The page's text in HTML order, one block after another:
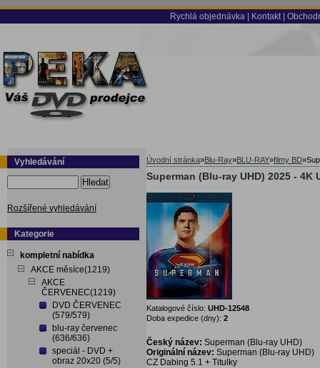
Rychlá objednávka Kontakt
Vyhledávání
Hledat
Rozšířené vyhledávání
Kategorie
kompletní nabídka
AKCE měsíce(1219)
AKCE
ČERVENEC(1219)
DVD ČERVENEC
(579/579)
blu-ray červenec
(636/636)
speciál - DVD +
obraz 20x20 (5/5)
Úvodní stránka»Blu-Ray»BLU-RAY»filmy BD»
Superman (Blu-ray UHD) 2025 - 4K
Katalogové číslo: UHD-12548
Doba expedice (dny): 2
Český název: Superman (Blu-ray UHD)
Originální název: Superman (Blu-ray UHD)
CZ Dabing 5.1 + Titulky